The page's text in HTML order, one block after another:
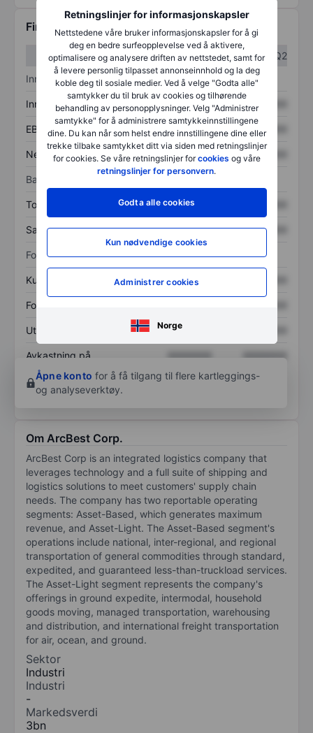
Retningslinjer for informasjonskapsler
Nettstedene våre bruker informasjonskapsler for å gi
deg en bedre surfeopplevelse ved å aktivere,
optimalisere og analysere driften av nettstedet, samt for
å levere personlig tilpasset annonseinnhold og la deg
koble deg til sosiale medier. Ved å velge "Godta alle"
samtykker du til bruk av cookies og tilhørende
behandling av personopplysninger. Velg "Administrer
samtykke" for å administrere samtykkeinnstillingene
dine. Du kan når som helst endre innstillingene dine eller
trekke tilbake samtykket ditt via siden med retningslinjer
for cookies. Se våre retningslinjer forcookies og våre
retningslinjer for personvern.
Godta alle cookies
Kun nødvendige cookies
Administrer cookies
Norge
Finansiell informasjon
Q1
Q2
Inntektsoversikt
Inntekter XXXXXXX XXXXXXX
EBITDA XXXXXXX XXXXXXX
Nettoinntekt XXXXXXX XXXXXXX
Balanse
Totale eiendeler XXXXXXX
Samlet gjeld XXXXXXX XXXXXXX
Forholdstall
Kurs/salg XXXXXXX
Fortjeneste per aksje
Utbytte per aksje XXXXXXX
Avkastning på
egenkapital
XXXXXXX
XXXXXXX
Åpne konto for å få tilgang til flere kartleggings-
og analyseverktøy.
Om ArcBest Corp.
ArcBest Corp is an integrated logistics company that
leverages technology and a full suite of shipping and
logistics solutions to meet customers' supply chain
needs. The company has two reportable operating
segments: Asset-Based, which generates maximum
revenue, and Asset-Light. The Asset-Based segment's
operations include national, inter-regional, and regional
transportation of general commodities through standard,
expedited, and guaranteed less-than-truckload services.
The Asset-Light segment represents the company's
offerings in ground expedite, intermodal, household
goods moving, managed transportation, warehousing
and distribution, and international freight transportation
for air, ocean, and ground.
Sektor
Industri
Industri
-
Markedsverdi
3bn